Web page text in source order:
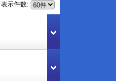
表示件数: